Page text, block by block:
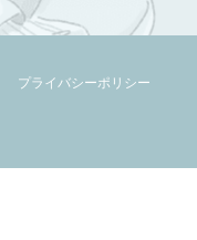
プライバシーポリシー